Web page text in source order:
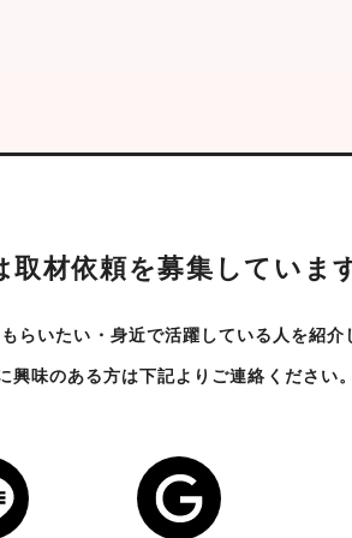
取材依頼を募集 して い ま
らいたい・身近で活躍している人を紹介
味のある方は下記よりご連絡ください。